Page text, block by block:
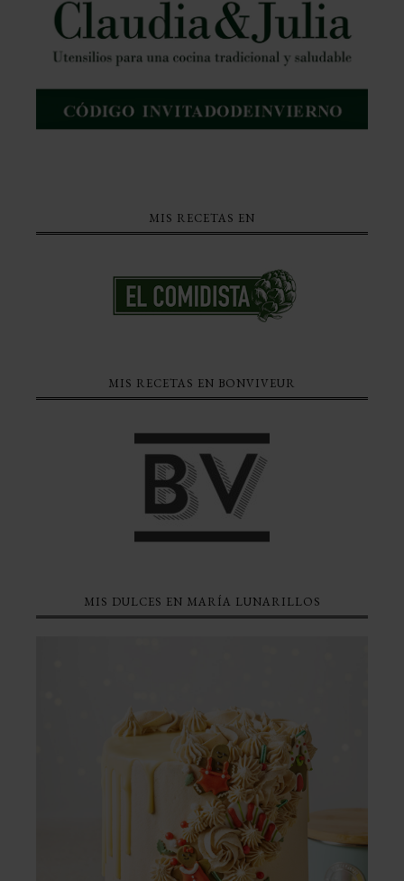
MIS RECETAS EN
MIS RECETAS EN BONVIVEUR
MIS DULCES EN MARÍA LUNARILLOS